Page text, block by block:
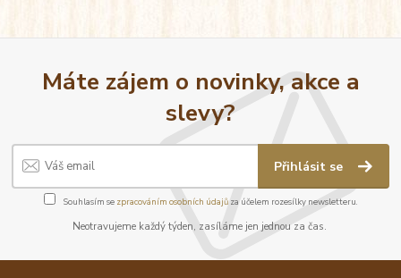
Máte zájem o novinky, akce a
slevy?
Přihlásit se
Souhlasím se zpracováním osobních údajůza účelem rozesílky newsletteru.
Neotravujeme každý týden, zasíláme jen jednou za čas.